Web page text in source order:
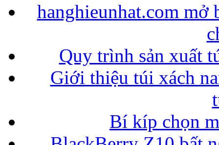
hanghieunhat.com mở
Quy trình sản xuất
Giới thiệu túi xách
Bí kíp chọn